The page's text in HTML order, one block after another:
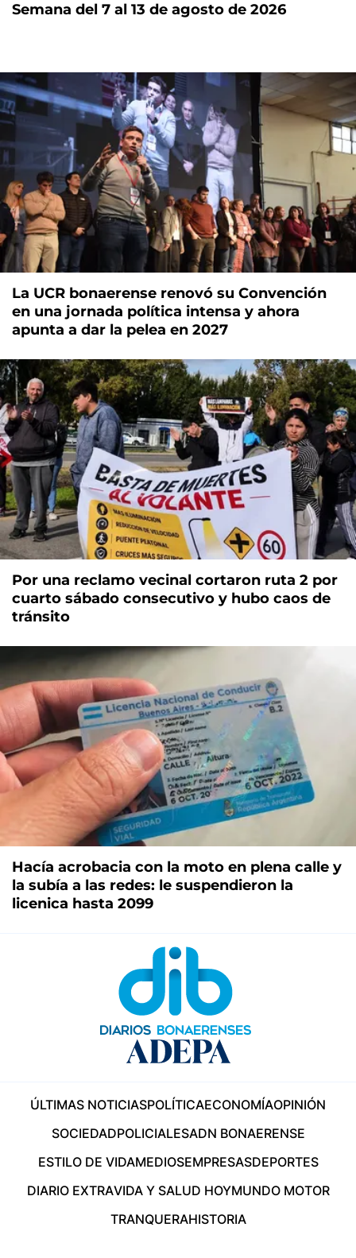
Semana del 7 al 13 de agosto de 2026
La UCR bonaerense renovó su Convención
en una jornada política intensa y ahora
apunta a dar la pelea en 2027
Por una reclamo vecinal cortaron ruta 2 por
cuarto sábado consecutivo y hubo caos de
tránsito
Hacía acrobacia con la moto en plena calle y
la subía a las redes: le suspendieron la
licenica hasta 2099
ÚLTIMAS NOTICIASPOLÍTICAECONOMÍAOPINIÓN
SOCIEDADPOLICIALESADN BONAERENSE
ESTILO DE VIDAMEDIOSEMPRESASDEPORTES
DIARIO EXTRAVIDA Y SALUD HOYMUNDO MOTOR
TRANQUERAHISTORIA